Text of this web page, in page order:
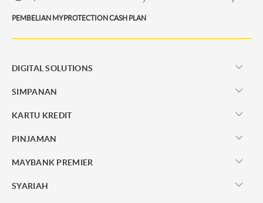
PEMBELIAN MYPROTECTION CASH PLAN
DIGITAL SOLUTIONS
SIMPANAN
KARTU KREDIT
PINJAMAN
MAYBANK PREMIER
SYARIAH